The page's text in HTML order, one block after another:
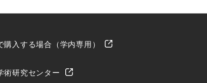
購入する場合（学内専用）
術研究センター